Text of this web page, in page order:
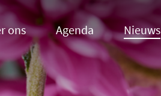
ons Agenda Nieuws